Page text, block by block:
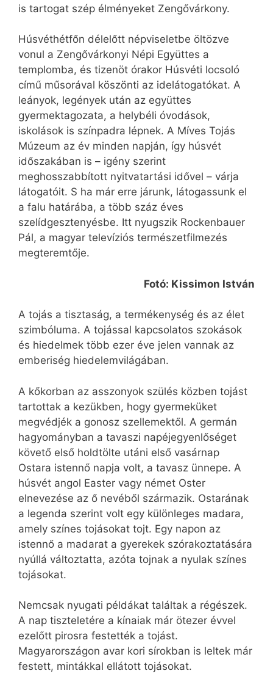
is tartogat szép élményeket Zengővárkony.
Húsvéthétfőn délelőtt népviseletbe öltözve
vonul a Zengővárkonyi Népi Együttes a
templomba, és tizenöt órakor Húsvéti locsoló
című műsorával köszönti az idelátogatókat. A
leányok, legények után az együttes
gyermektagozata, a helybéli óvodások,
iskolások is színpadra lépnek. A Míves Tojás
Múzeum az év minden napján, így húsvét
időszakában is – igény szerint
meghosszabbított nyitvatartási idővel – várja
látogatóit. S ha már erre járunk, látogassunk el
a falu határába, a több száz éves
szelídgesztenyésbe. Itt nyugszik Rockenbauer
Pál, a magyar televíziós természetfilmezés
megteremtője.
Fotó: Kissimon István
A tojás a tisztaság, a termékenység és az élet
szimbóluma. A tojással kapcsolatos szokások
és hiedelmek több ezer éve jelen vannak az
emberiség hiedelemvilágában.
A kőkorban az asszonyok szülés közben tojást
tartottak a kezükben, hogy gyermeküket
megvédjék a gonosz szellemektől. A germán
hagyományban a tavaszi napéjegyenlőséget
követő első holdtölte utáni első vasárnap
Ostara istennő napja volt, a tavasz ünnepe. A
húsvét angol Easter vagy német Oster
elnevezése az ő nevéből származik. Ostarának
a legenda szerint volt egy különleges madara,
amely színes tojásokat tojt. Egy napon az
istennő a madarat a gyerekek szórakoztatására
nyúllá változtatta, azóta tojnak a nyulak színes
tojásokat.
Nemcsak nyugati példákat találtak a régészek.
A nap tiszteletére a kínaiak már ötezer évvel
ezelőtt pirosra festették a tojást.
Magyarországon avar kori sírokban is leltek már
festett, mintákkal ellátott tojásokat.